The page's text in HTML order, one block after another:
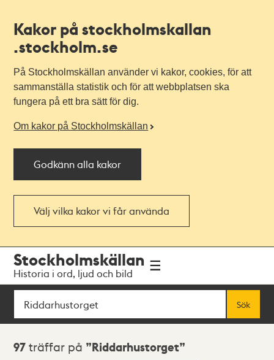
Kakor på stockholmskallan
.stockholm.se
På Stockholmskällan använder vi kakor, cookies, för att
sammanställa statistik och för att webbplatsen ska
fungera på ett bra sätt för dig.
Om kakor på Stockholmskällan
Godkänn alla kakor
Välj vilka kakor vi får använda
navigationen
huvudinnehållet
Stockholmskällan
Historia i ord, ljud och bild
Sök
Sök
Sökresultat
97 träffar på Riddarhustorget